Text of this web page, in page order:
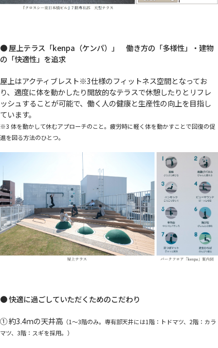
● 屋上テラス「kenpa（ケンパ）」 働き方の「多様性」・建物
の「快適性」を追求
屋上はアクティブレスト※3仕様のフィットネス空間となってお
り、適度に体を動かしたり開放的なテラスで休憩したりとリフレ
ッシュすることが可能で、働く人の健康と生産性の向上を目指し
ています。
※3 体を動かして休むアプローチのこと。疲労時に軽く体を動かすことで回復の促
進を図る方法のひとつ。
● 快適に過ごしていただくためのこだわり
① 約3.4ｍの天井高 （1～3階のみ。専有部天井には1階：トドマツ、2階：カラ
マツ、3階：スギを採用。）